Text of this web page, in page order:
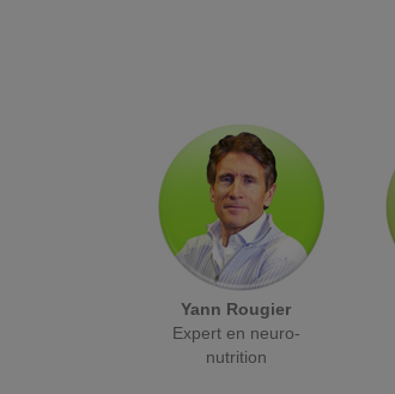
Yann Rougier
Expert en neuro-
nutrition